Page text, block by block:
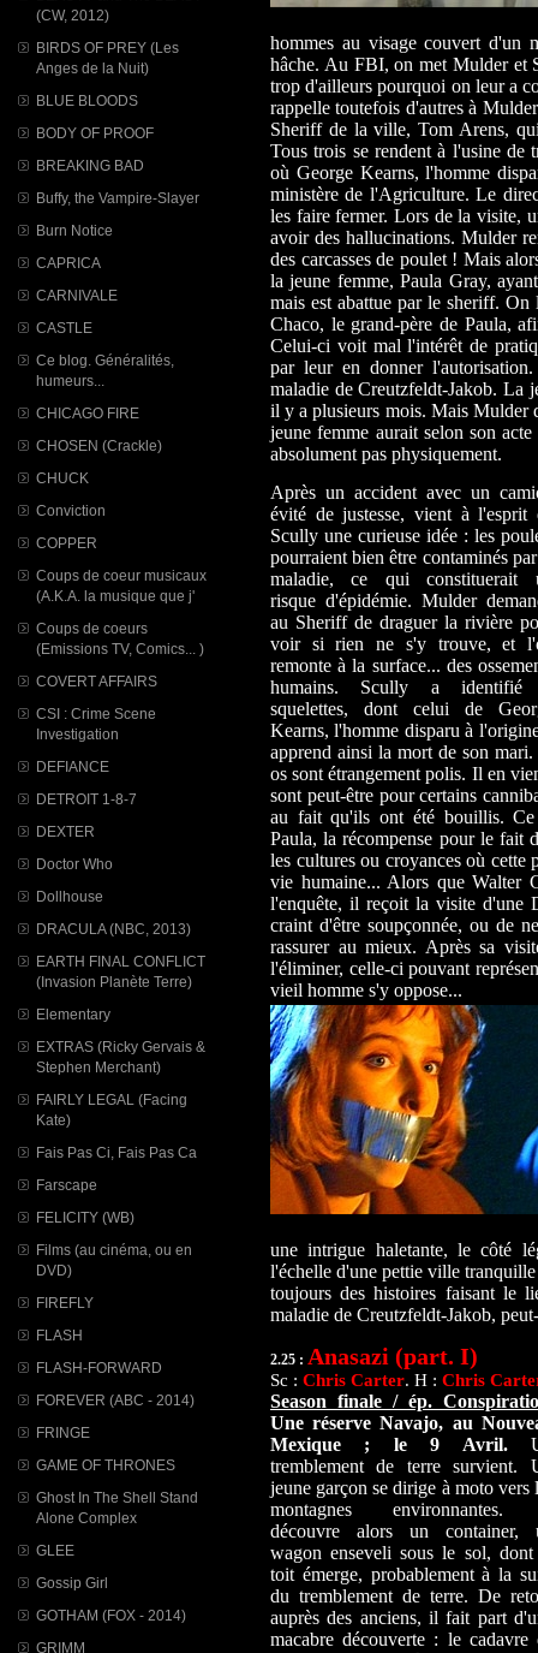
(CW, 2012)
BIRDS OF PREY (Les
Anges de la Nuit)
BLUE BLOODS
BODY OF PROOF
BREAKING BAD
Buffy, the Vampire-Slayer
Burn Notice
CAPRICA
CARNIVALE
CASTLE
Ce blog. Généralités,
humeurs...
CHICAGO FIRE
CHOSEN (Crackle)
CHUCK
Conviction
COPPER
Coups de coeur musicaux
(A.K.A. la musique que j'
Coups de coeurs
(Emissions TV, Comics... )
COVERT AFFAIRS
CSI : Crime Scene
Investigation
DEFIANCE
DETROIT 1-8-7
DEXTER
Doctor Who
Dollhouse
DRACULA (NBC, 2013)
EARTH FINAL CONFLICT
(Invasion Planète Terre)
Elementary
EXTRAS (Ricky Gervais &
Stephen Merchant)
FAIRLY LEGAL (Facing
Kate)
Fais Pas Ci, Fais Pas Ca
Farscape
FELICITY (WB)
Films (au cinéma, ou en
DVD)
FIREFLY
FLASH
FLASH-FORWARD
FOREVER (ABC - 2014)
FRINGE
GAME OF THRONES
Ghost In The Shell Stand
Alone Complex
GLEE
Gossip Girl
GOTHAM (FOX - 2014)
GRIMM
hommes au visage couvert d'un
hâche. Au FBI, on met Mulder et
trop d'ailleurs pourquoi on leur a
rappelle toutefois d'autres à
Sheriff de la ville, Tom Arens,
Tous trois se rendent à l'usine de
où George Kearns, l'homme
ministère de l'Agriculture. Le
les faire fermer. Lors de la visite,
avoir des hallucinations. Mulder
des carcasses de poulet ! Mais
la jeune femme, Paula Gray,
mais est abattue par le sheriff.
Chaco, le grand-père de Paula,
Celui-ci voit mal l'intérêt de
par leur en donner
maladie de Creutzfeldt-Jakob. La
il y a plusieurs mois. Mais Mulder
jeune femme aurait selon son
absolument pas physiquement.
Après un accident avec un
évité de justesse, vient à l'esprit
Scully une curieuse idée : les
pourraient bien être contaminés
maladie, ce qui constituerait
risque d'épidémie. Mulder
au Sheriff de draguer la rivière
voir si rien ne s'y trouve, et
remonte à la surface... des
humains. Scully a
squelettes, dont celui de
Kearns, l'homme disparu à
apprend ainsi la mort de son
os sont étrangement polis. Il en
sont peut-être pour certains
au fait qu'ils ont été bouillis. Ce
Paula, la récompense pour le fait
les cultures ou croyances où cette
vie humaine... Alors que Walter
l'enquête, il reçoit la visite d'une
craint d'être soupçonnée, ou de
rassurer au mieux. Après sa
l'éliminer, celle-ci pouvant
vieil homme s'y oppose...
une intrigue haletante, le côté
l'échelle d'une pettie ville
toujours des histoires faisant le
maladie de Creutzfeldt-Jakob,
2.25 : Anasazi (part. I)
Sc : Chris Carter. H : Chris
Season finale / ép.
Une réserve Navajo, au
Mexique ; le 9 Avril.
tremblement de terre survient.
jeune garçon se dirige à moto vers
montagnes
découvre alors un container,
wagon enseveli sous le sol,
toit émerge, probablement à la
du tremblement de terre. De
auprès des anciens, il fait part
macabre découverte : le cadavre